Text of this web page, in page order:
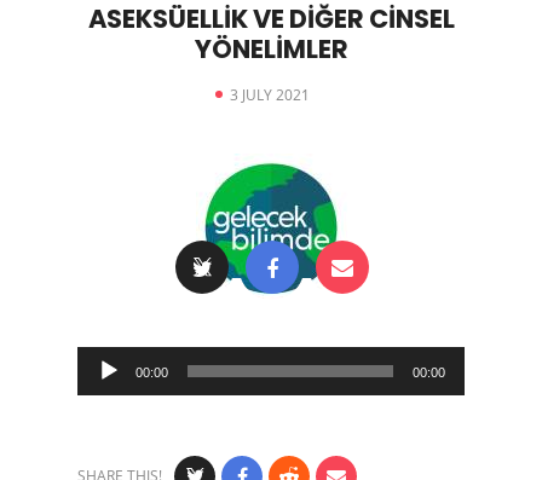
ASEKSÜELLİK VE DİĞER CİNSEL
YÖNELİMLER
3 JULY 2021
Audio
Player
00:00 00:00
SHARE THIS!